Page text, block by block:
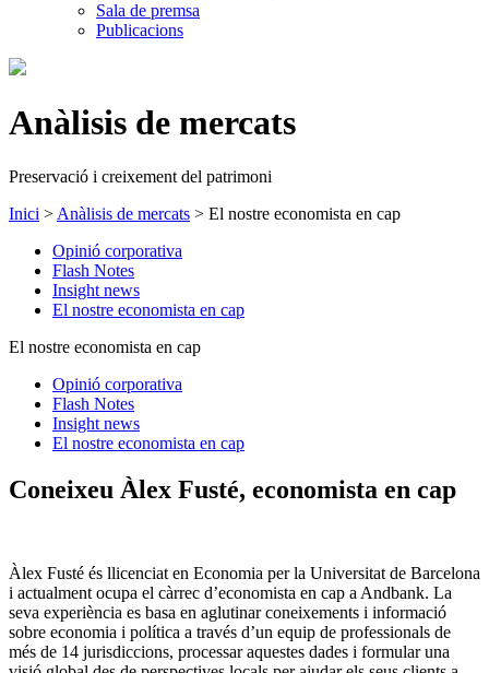
Sala de premsa
Publicacions
Anàlisis de mercats
Preservació i creixement del patrimoni
Inici > Anàlisis de mercats > El nostre economista en cap
Opinió corporativa
Flash Notes
Insight news
El nostre economista en cap
El nostre economista en cap
Opinió corporativa
Flash Notes
Insight news
El nostre economista en cap
Coneixeu Àlex Fusté, economista en cap
Àlex Fusté és llicenciat en Economia per la Universitat de Barcelona
i actualment ocupa el càrrec d’economista en cap a Andbank. La
seva experiència es basa en aglutinar coneixements i informació
sobre economia i política a través d’un equip de professionals de
més de 14 jurisdiccions, processar aquestes dades i formular una